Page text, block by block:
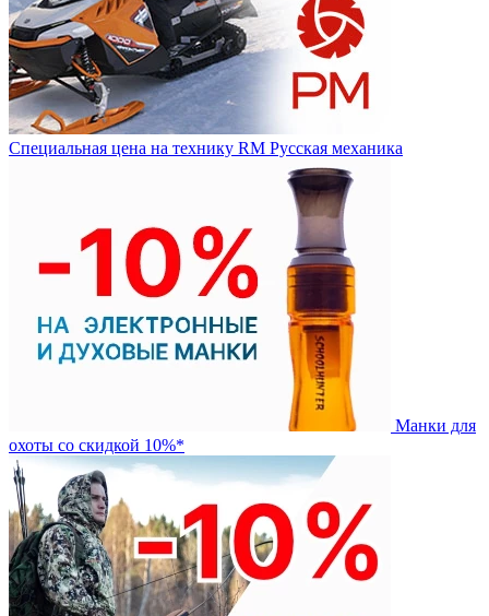
Специальная цена на технику RM Русская механика
Манки для
охоты со скидкой 10%*